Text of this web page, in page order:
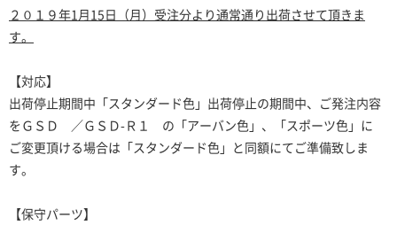
２０１９年1月15日（月）受注分より通常通り出荷させて頂きま
す。
【対応】
出荷停止期間中「スタンダード色」出荷停止の期間中、ご発注内容
をＧＳＤ ／ＧＳＤ-Ｒ１ の「アーバン色」、「スポーツ色」に
ご変更頂ける場合は「スタンダード色」と同額にてご準備致しま
す。
【保守パーツ】